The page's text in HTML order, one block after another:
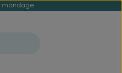
mandage